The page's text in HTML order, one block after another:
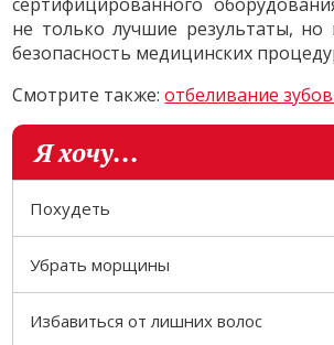
не только лучшие результаты,
безопасность медицинских
Смотрите также:отбеливание
Я хочу...
Похудеть
Убрать морщины
Избавиться от лишних волос